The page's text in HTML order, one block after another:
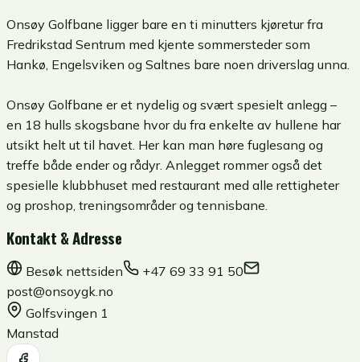
Onsøy Golfbane ligger bare en ti minutters kjøretur fra
Fredrikstad Sentrum med kjente sommersteder som
Hankø, Engelsviken og Saltnes bare noen driverslag unna.
Onsøy Golfbane er et nydelig og svært spesielt anlegg –
en 18 hulls skogsbane hvor du fra enkelte av hullene har
utsikt helt ut til havet. Her kan man høre fuglesang og
treffe både ender og rådyr. Anlegget rommer også det
spesielle klubbhuset med restaurant med alle rettigheter
og proshop, treningsområder og tennisbane.
Kontakt & Adresse
Besøk nettsiden
+47 69 33 91 50
post@onsoygk.no
Golfsvingen 1
Manstad